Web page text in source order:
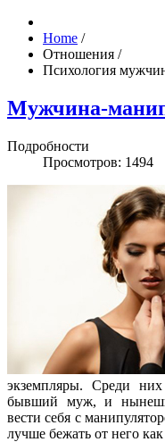
Home /
Отношения /
Психология
Мужчина-
Подробности
Просмотров: 1494
экземпляры. Среди
бывший муж, и
вести себя с
лучше бежать от него